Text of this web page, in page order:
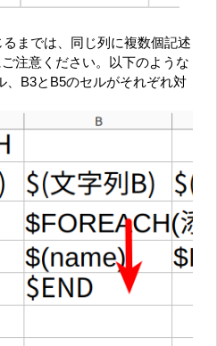
までは、同じ列に複数個記述
注意ください。以下のような
、B3とB5のセルがそれぞれ対